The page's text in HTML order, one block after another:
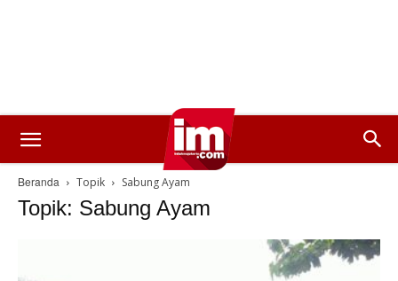
Beranda Topik Sabung Ayam
Topik: Sabung Ayam